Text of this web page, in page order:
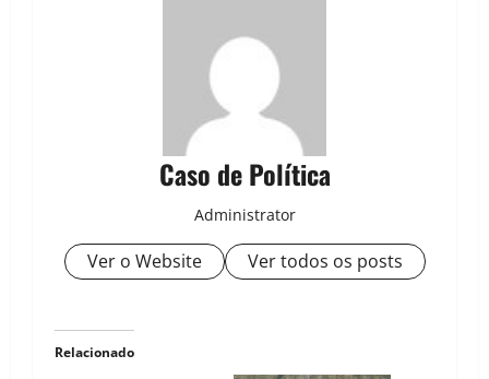
Caso de Política
Administrator
Ver o Website Ver todos os posts
Relacionado